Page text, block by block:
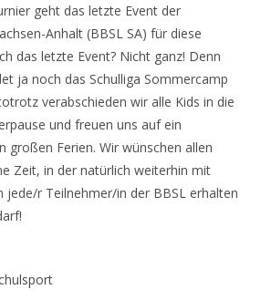
geht das letzte Event der
Anhalt (BBSL SA) für diese
das letzte Event? Nicht ganz! Denn
ja noch das Schulliga Sommercamp
verabschieden wir alle Kids in die
und freuen uns auf ein
großen Ferien. Wir wünschen allen
Zeit, in der natürlich weiterhin mit
jede/r Teilnehmer/in der BBSL erhalten